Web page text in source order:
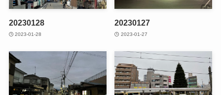
20230128
2023-01-28
20230127
2023-01-27